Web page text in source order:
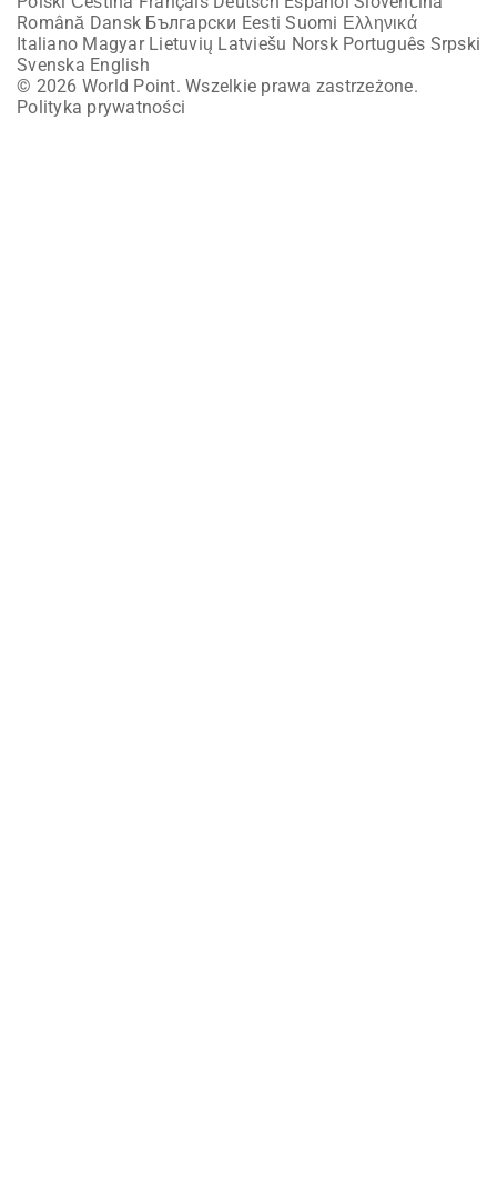
Română Dansk Български Eesti Suomi Ελληνικά
Italiano Magyar Lietuvių Latviešu Norsk Português Srpski
Svenska English
© 2026 World Point. Wszelkie prawa zastrzeżone.
Polityka prywatności